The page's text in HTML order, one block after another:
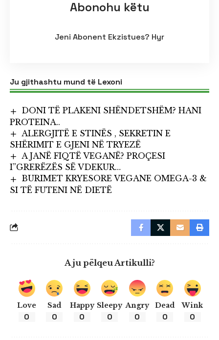
Abonohu këtu
Jeni Abonent Ekzistues? Hyr
Ju gjithashtu mund të Lexoni
DONI TË PLAKENI SHËNDETSHËM? HANI
PROTEINA..
ALERGJITË E STINËS , SEKRETIN E
SHËRIMIT E GJENI NË TRYEZË
A JANË FIQTË VEGANË? PROÇESI
I”GRERËZËS SË VDEKUR…
BURIMET KRYESORE VEGANE OMEGA-3 &
SI TË FUTENI NË DIETË
A ju pëlqeu Artikulli?
Love
0
Sad
0
Happy
0
Sleepy
0
Angry
0
Dead
0
Wink
0